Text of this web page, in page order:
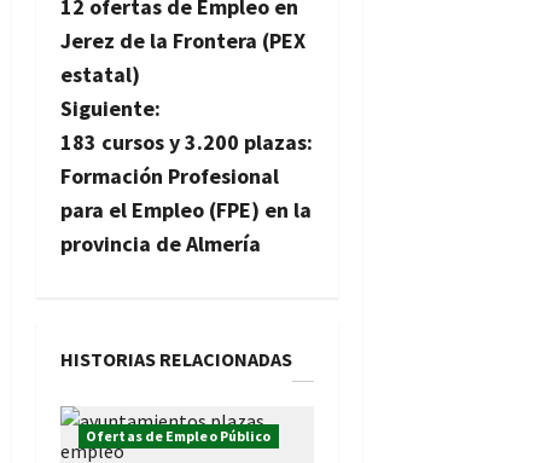
a
v
e
g
a
n
12 ofertas de Empleo en
Jerez de la Frontera (PEX
estatal)
Siguiente:
183 cursos y 3.200 plazas:
Formación Profesional
para el Empleo (FPE) en la
provincia de Almería
HISTORIAS RELACIONADAS
Ofertas de Empleo Público